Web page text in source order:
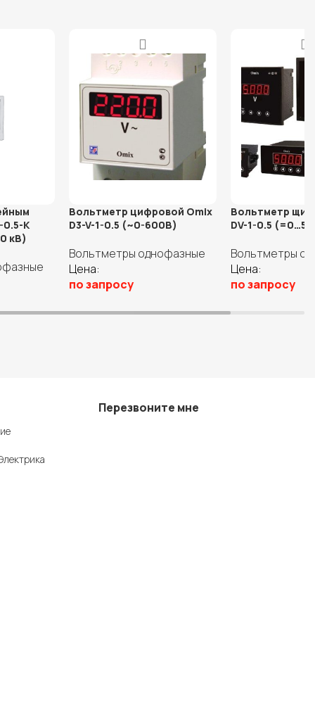
0.5-K
кВ)
Вольтметр цифровой Omix
D3-V-1-0.5 (~0-600В)
Вольтметры однофазные
Цена:
по запросу
Вольтметр
DV-1-0.5
Вольтметры
Цена:
по запросу
Перезвоните мне